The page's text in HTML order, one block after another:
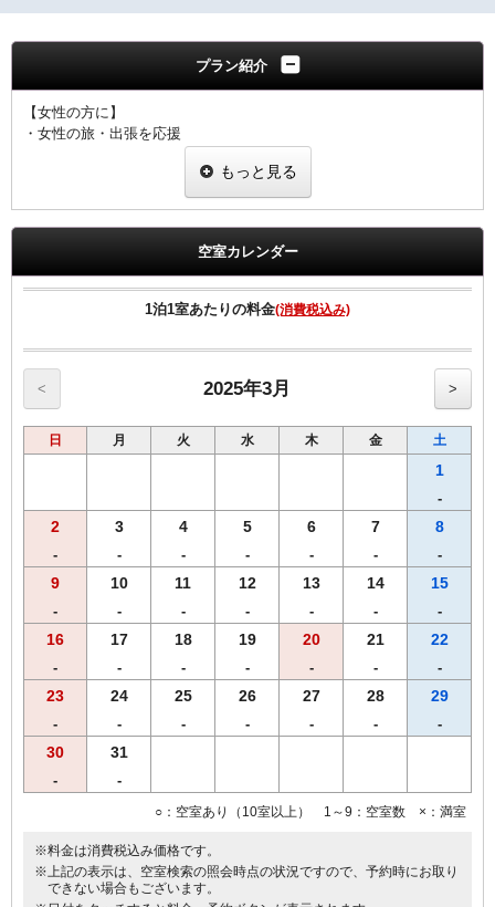
プラン紹介
【女性の方に】
・女性の旅・出張を応援
ピュアスマイル eyeしてる
ジュレーム ノンシリコンシャンプー・トリートメント
※内容については変更になることもあります。ご了承下さい。
完備。
・ご宿泊者様専用の大浴場をご利用いただけます。
もっと見る
空室カレンダー
1泊1室あたりの料金(消費税込み)
< 2025年3月 >
日 月 火 水 木 金 土
1
-
2
-
3
-
4
-
5
-
6
-
7
-
8
-
9
-
10
-
11
-
12
-
13
-
14
-
15
-
16
-
17
-
18
-
19
-
20
-
21
-
22
-
23
-
24
-
25
-
26
-
27
-
28
-
29
-
30
-
31
-
○：空室あり（10室以上） 1～9：空室数 ×：満室
※料金は消費税込み価格です。
※上記の表示は、空室検索の照会時点の状況ですので、予約時にお取り
できない場合もございます。